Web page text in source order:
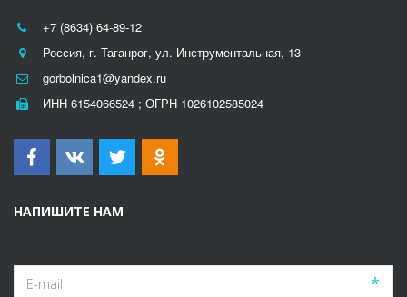
+7 (8634) 64-89-12
Россия, г. Таганрог, ул. Инструментальная, 13
gorbolnica1@yandex.ru
ИНН 6154066524 ; ОГРН 1026102585024
НАПИШИТЕ НАМ
*